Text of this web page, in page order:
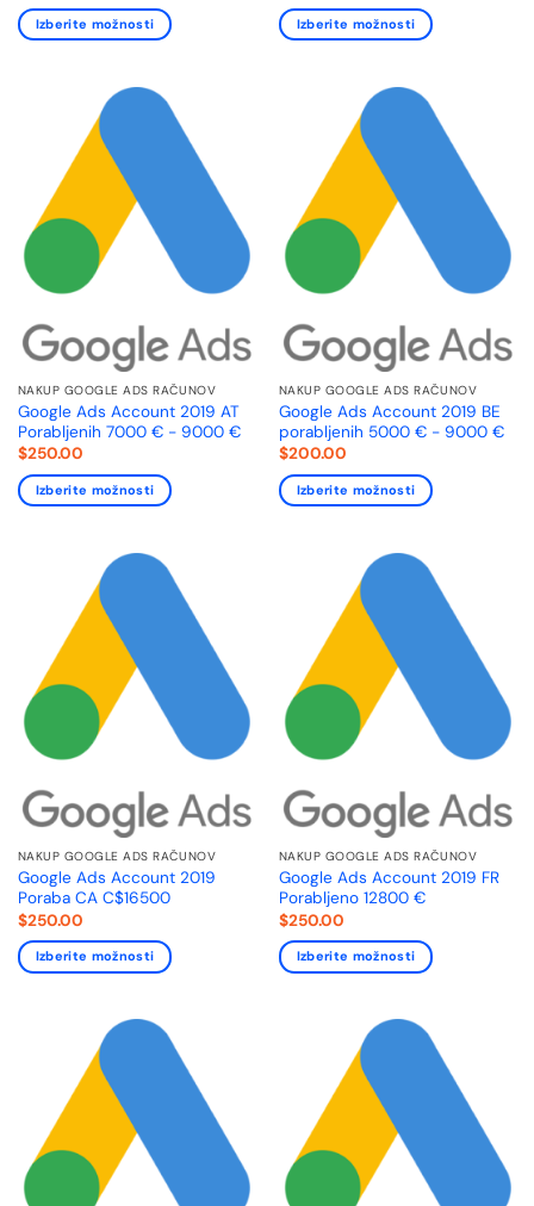
Izberite možnosti Izberite možnosti
NAKUP GOOGLE ADS RAČUNOV
Google Ads Account 2019 AT
Porabljenih 7000 € - 9000 €
$250.00
Izberite možnosti
NAKUP GOOGLE ADS RAČUNOV
Google Ads Account 2019 BE
porabljenih 5000 € - 9000 €
$200.00
Izberite možnosti
NAKUP GOOGLE ADS RAČUNOV
Google Ads Account 2019
Poraba CA C$16500
$250.00
Izberite možnosti
NAKUP GOOGLE ADS RAČUNOV
Google Ads Account 2019 FR
Porabljeno 12800 €
$250.00
Izberite možnosti